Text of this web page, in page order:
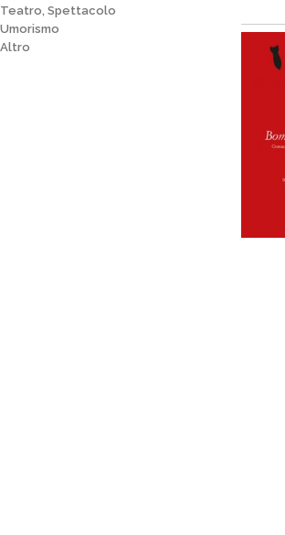
Teatro, Spettacolo
Umorismo
Altro